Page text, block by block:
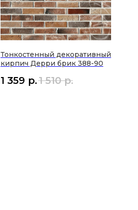
Тонкостенный декоративный
кирпич Дерри брик 388-90
1 359 р.1 510 р.